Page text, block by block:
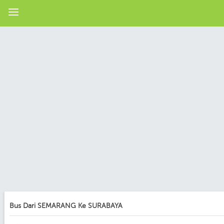
Bus Dari SEMARANG Ke SURABAYA